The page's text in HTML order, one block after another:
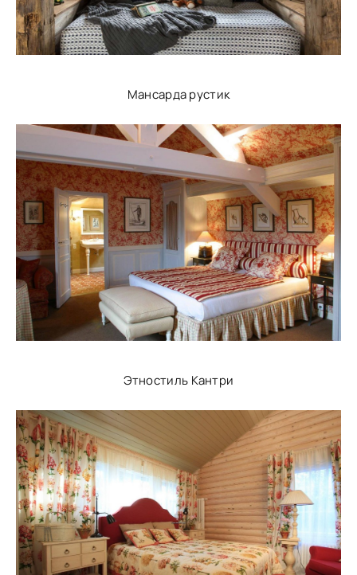
Мансарда рустик
Этностиль Кантри